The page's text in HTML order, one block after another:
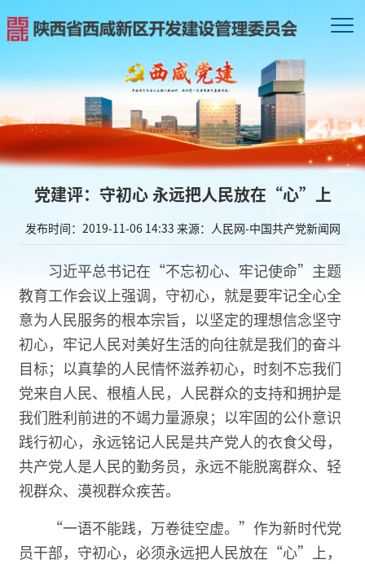
党建评：守初心 永远把人民放在“心”上
发布时间：2019-11-06 14:33 来源：人民网-中国共产党新闻网
习近平总书记在“不忘初心、牢记使命”主题
教育工作会议上强调，守初心，就是要牢记全心全
意为人民服务的根本宗旨，以坚定的理想信念坚守
初心，牢记人民对美好生活的向往就是我们的奋斗
目标；以真挚的人民情怀滋养初心，时刻不忘我们
党来自人民、根植人民，人民群众的支持和拥护是
我们胜利前进的不竭力量源泉；以牢固的公仆意识
践行初心，永远铭记人民是共产党人的衣食父母，
共产党人是人民的勤务员，永远不能脱离群众、轻
视群众、漠视群众疾苦。
“一语不能践，万卷徒空虚。”作为新时代党
员干部，守初心，必须永远把人民放在“心”上，